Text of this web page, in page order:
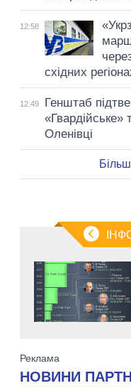
12:58
східних
12:49
Генштаб
Оленівці